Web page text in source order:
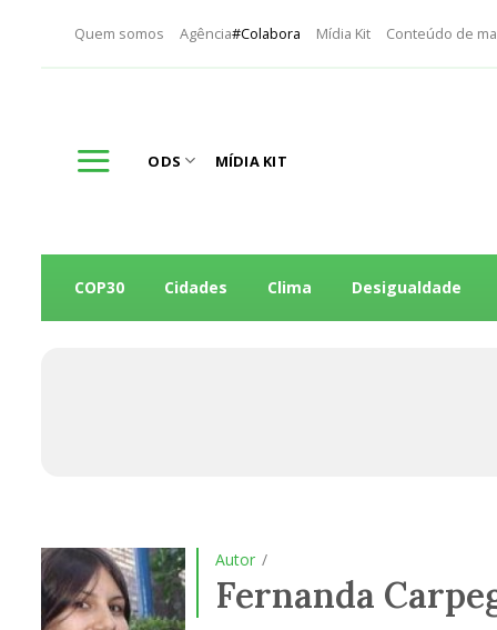
Quem somos Agência#Colabora Mídia Kit Conteúdo de
ODS MÍDIA KIT
COP30 Cidades Clima Desigualdade
Autor /
Fernanda